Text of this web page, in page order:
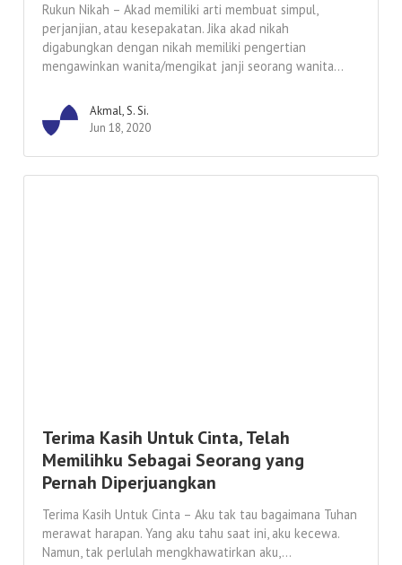
Rukun Nikah – Akad memiliki arti membuat simpul,
perjanjian, atau kesepakatan. Jika akad nikah
digabungkan dengan nikah memiliki pengertian
mengawinkan wanita/mengikat janji seorang wanita...
Akmal, S. Si.
Jun 18, 2020
Terima Kasih Untuk Cinta, Telah
Memilihku Sebagai Seorang yang
Pernah Diperjuangkan
Terima Kasih Untuk Cinta – Aku tak tau bagaimana Tuhan
merawat harapan. Yang aku tahu saat ini, aku kecewa.
Namun, tak perlulah mengkhawatirkan aku,...